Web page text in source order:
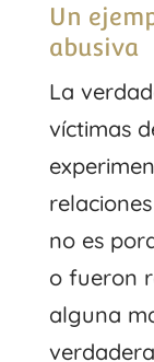
Un
abusiva
La
víctimas
no es
o fueron
alguna